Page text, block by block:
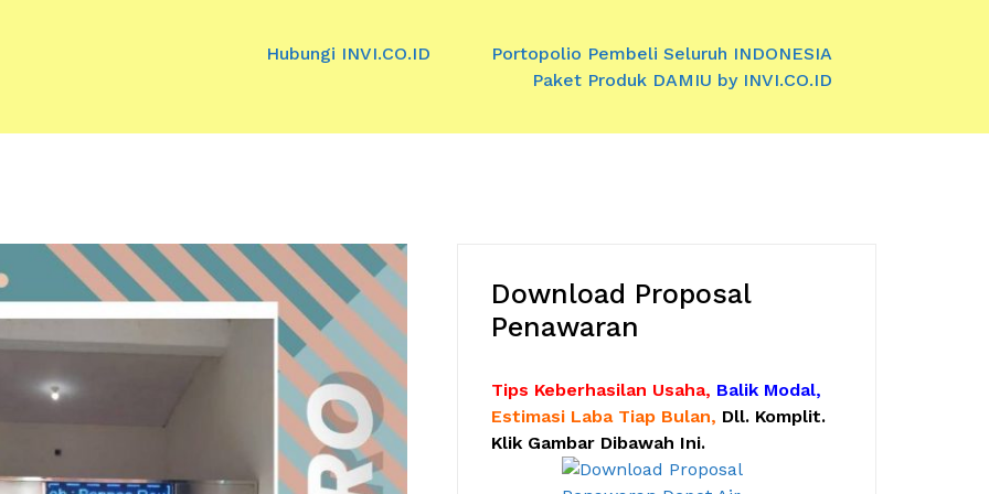
Hubungi INVI.CO.ID
Portopolio Pembeli Seluruh INDONESIA
Paket Produk DAMIU by INVI.CO.ID
Download Proposal
Penawaran
Tips Keberhasilan Usaha, Balik Modal,
Estimasi Laba Tiap Bulan, Dll. Komplit.
Klik Gambar Dibawah Ini.